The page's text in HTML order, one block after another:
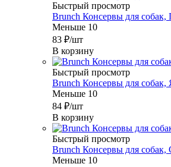
Быстрый просмотр
Brunch Консервы для собак,
Меньше 10
83 ₽/шт
В корзину
Быстрый просмотр
Brunch Консервы для собак,
Меньше 10
84 ₽/шт
В корзину
Быстрый просмотр
Brunch Консервы для собак,
Меньше 10